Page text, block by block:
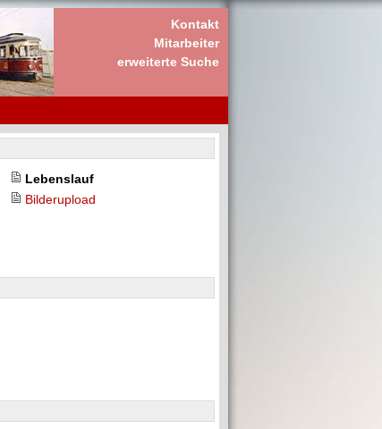
Kontakt
Mitarbeiter
erweiterte Suche
Lebenslauf
Bilderupload